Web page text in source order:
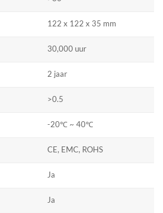
122 x 122 x 35 mm
30,000 uur
2 jaar
>0.5
-20℃ ~ 40℃
CE, EMC, ROHS
Ja
Ja